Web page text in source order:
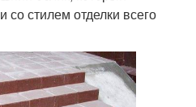
со стилем отделки всего